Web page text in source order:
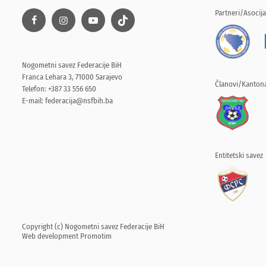
Nogometni savez Federacije BiH
Franca Lehara 3, 71000 Sarajevo
Telefon: +387 33 556 650
E-mail: federacija@nsfbih.ba
Partneri/
Članovi/
Entitetski savez
Copyright (c) Nogometni savez Federacije BiH
Web development Promotim